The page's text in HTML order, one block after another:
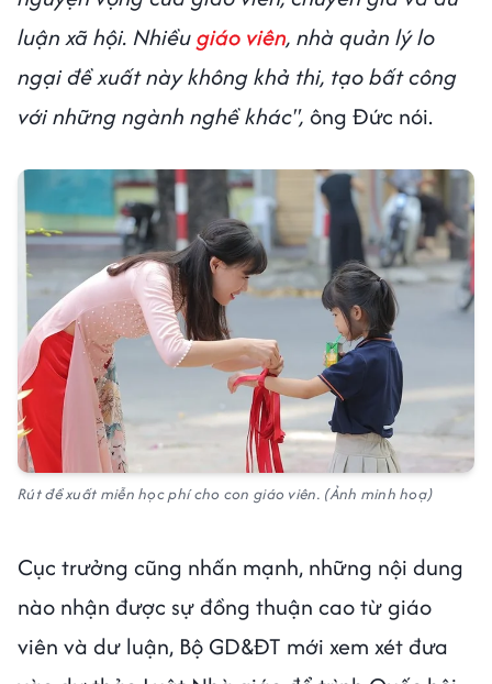
luận xã hội. Nhiềugiáo viên, nhà quản lý lo
ngại đề xuất này không khả thi, tạo bất công
với những ngành nghề khác", ông Đức nói.
Rút đề xuất miễn học phí cho con giáo viên. (Ảnh minh hoạ)
Cục trưởng cũng nhấn mạnh, những nội dung
nào nhận được sự đồng thuận cao từ giáo
viên và dư luận, Bộ GD&ĐT mới xem xét đưa